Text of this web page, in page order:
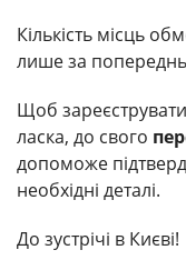
Кількість місць
лише за
Щоб
ласка, до свого
допоможе
необхідні деталі.
До зустрічі в Києві!